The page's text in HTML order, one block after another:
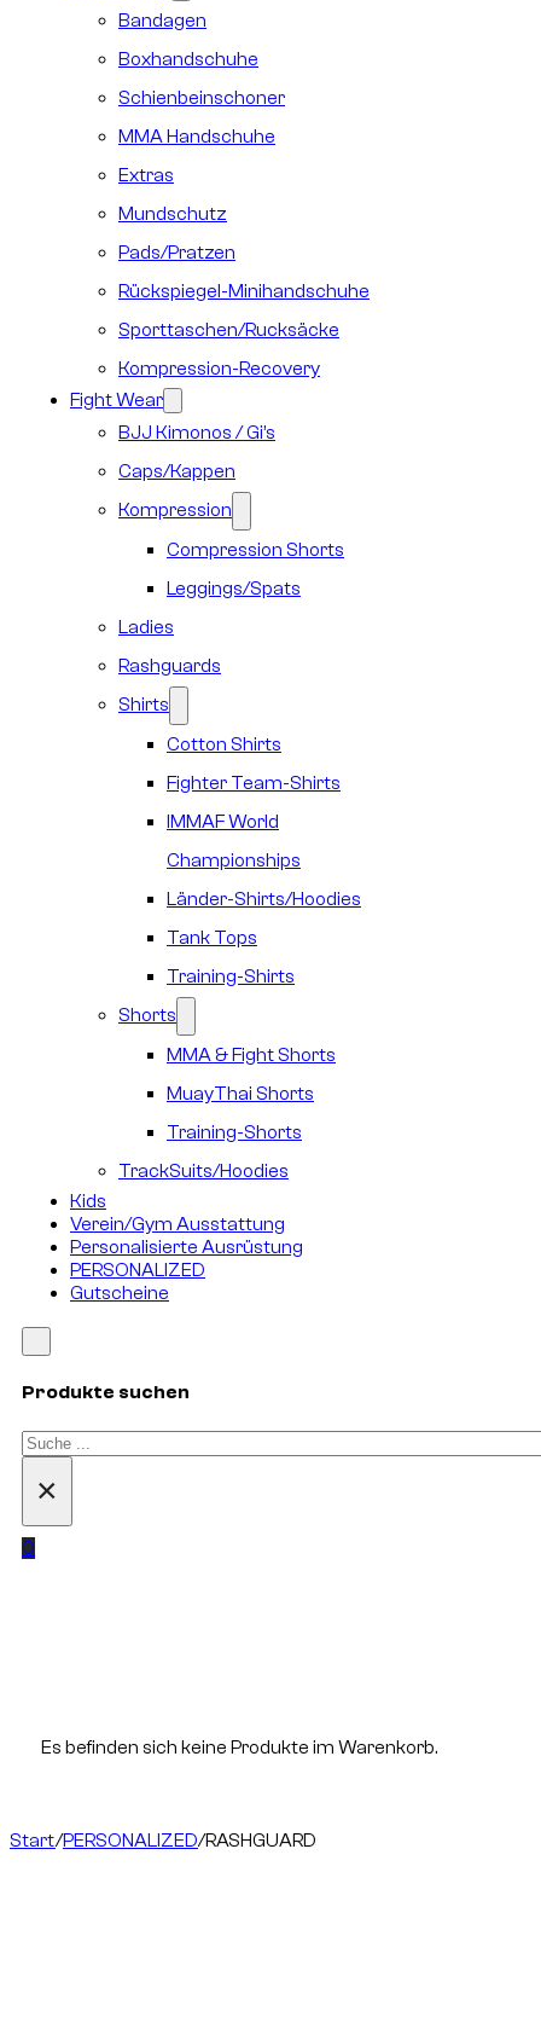
Bandagen
Boxhandschuhe
Schienbeinschoner
MMA Handschuhe
Extras
Mundschutz
Pads/Pratzen
Rückspiegel-Minihandschuhe
Sporttaschen/Rucksäcke
Kompression-Recovery
Fight Wear
BJJ Kimonos / Gi’s
Caps/Kappen
Kompression
Compression Shorts
Leggings/Spats
Ladies
Rashguards
Shirts
Cotton Shirts
Fighter Team-Shirts
IMMAF World
Championships
Länder-Shirts/Hoodies
Tank Tops
Training-Shirts
Shorts
MMA & Fight Shorts
MuayThai Shorts
Training-Shorts
TrackSuits/Hoodies
Kids
Verein/Gym Ausstattung
Personalisierte Ausrüstung
PERSONALIZED
Gutscheine
Produkte suchen
Suchen
×
0
Es befinden sich keine Produkte im Warenkorb.
Start/PERSONALIZED/RASHGUARD